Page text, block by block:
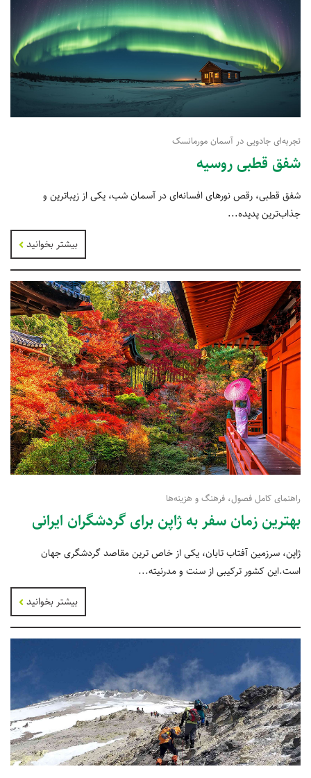
تجربه‌ای جادویی در آسمان مورمانسک
شفق قطبی روسیه
شفق قطبی، رقص نورهای افسانه‌ای در آسمان شب، یکی از زیباترین و
جذاب‌ترین پدیده...
بیشتر بخوانید
راهنمای کامل فصول، فرهنگ و هزینه‌ها
بهترین زمان سفر به ژاپن برای گردشگران ایرانی
ژاپن، سرزمین آفتاب تابان، یکی از خاص ترین مقاصد گردشگری جهان
است.این کشور ترکیبی از سنت و مدرنیته...
بیشتر بخوانید